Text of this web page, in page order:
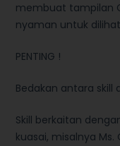
membuat tampilan
nyaman untuk dilihat
PENTING !
Bedakan antara
Skill berkaitan
kuasai, misalnya